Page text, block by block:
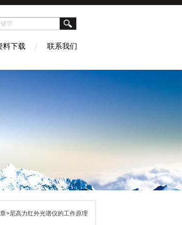
料下载 联系我们
>尼高力红外光谱仪的工作原理